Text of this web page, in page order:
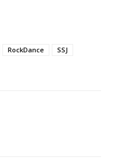
RockDance
SSJ